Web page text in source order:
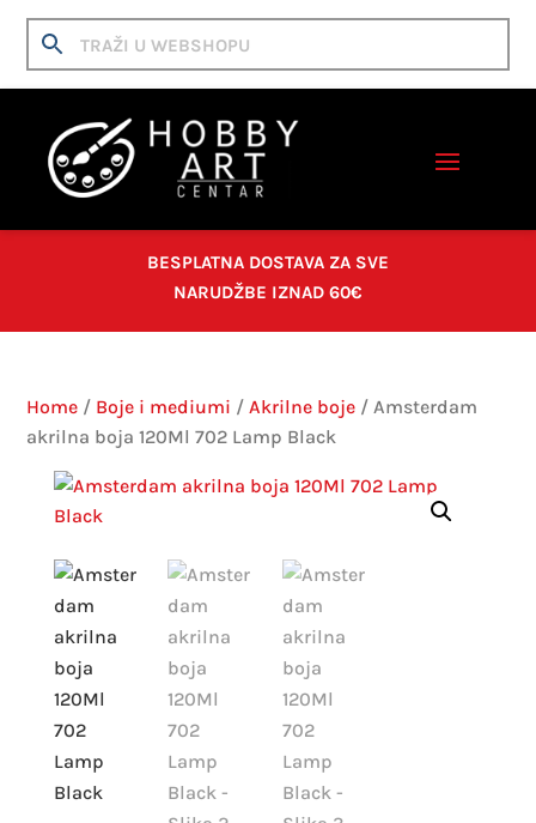
BESPLATNA DOSTAVA ZA SVE
NARUDŽBE IZNAD 60€
Home / Boje i mediumi /Akrilne boje / Amsterdam
akrilna boja 120Ml 702 Lamp Black